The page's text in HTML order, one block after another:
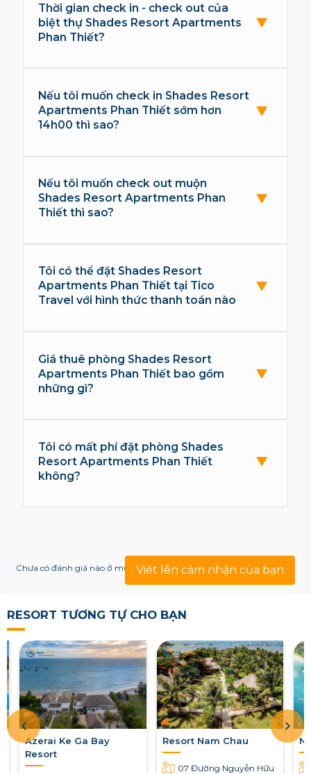
Thời gian check in - check out của
biệt thự Shades Resort Apartments
Phan Thiết?
Nếu tôi muốn check in Shades Resort
Apartments Phan Thiết sớm hơn
14h00 thì sao?
Nếu tôi muốn check out muộn
Shades Resort Apartments Phan
Thiết thì sao?
Tôi có thể đặt Shades Resort
Apartments Phan Thiết tại Tico
Travel với hình thức thanh toán nào
Giá thuê phòng Shades Resort
Apartments Phan Thiết bao gồm
những gì?
Tôi có mất phí đặt phòng Shades
Resort Apartments Phan Thiết
không?
Viết lên cảm nhận của bạn
Chưa có đánh giá nào ở mục này!
RESORT TƯƠNG TỰ CHO BẠN
Azerai Ke Ga Bay
Resort
Resort Nam Chau
07 Đường Nguyễn Hữu